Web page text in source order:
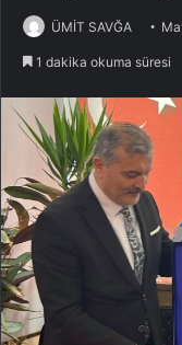
ÜMİT SAVĞA
1 dakika okuma süresi